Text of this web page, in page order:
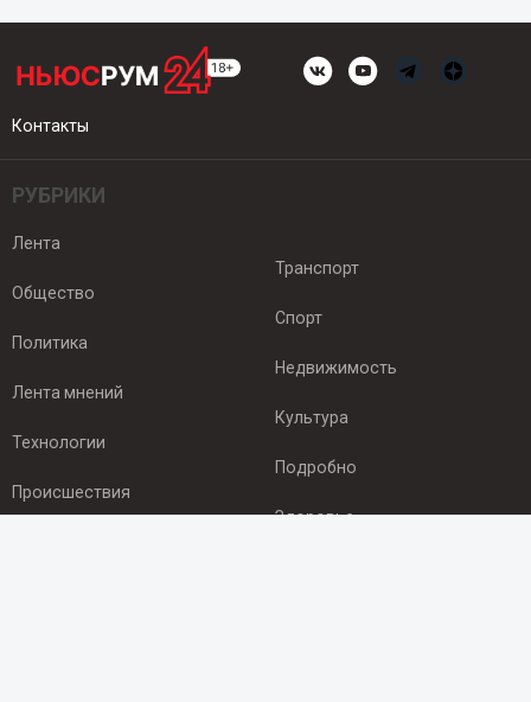
Контакты
РУБРИКИ
Лента
Общество
Политика
Лента мнений
Технологии
Происшествия
Транспорт
Спорт
Недвижимость
Культура
Подробно
Здоровье